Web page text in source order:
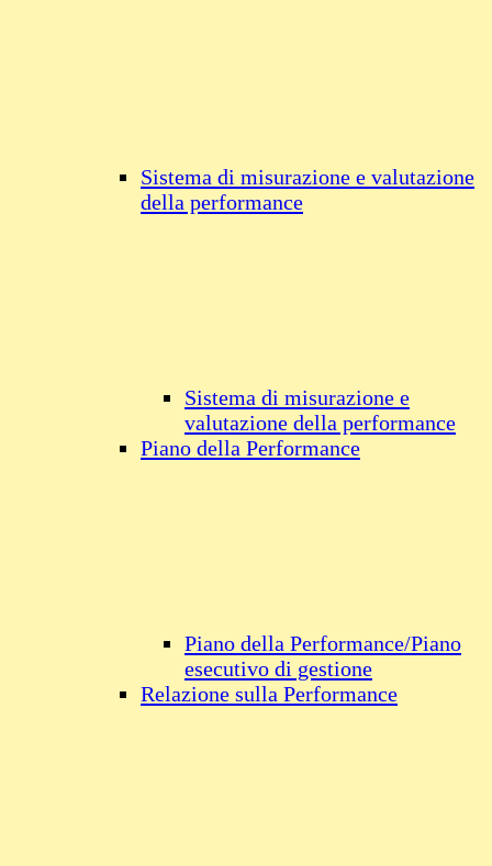
Sistema di misurazione e valutazione
della performance
Sistema di misurazione e
valutazione della performance
Piano della Performance
Piano della Performance/Piano
esecutivo di gestione
Relazione sulla Performance